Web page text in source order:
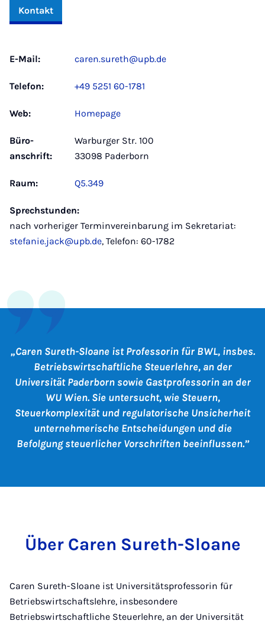
Kontakt
E-Mail: caren.sureth@upb.de
Telefon: +49 5251 60-1781
Web: Homepage
Büro­
anschrift:
Warburger Str. 100
33098 Paderborn
Raum: Q5.349
Sprechstunden:
nach vorheriger Terminvereinbarung im Sekretariat:
stefanie.jack@upb.de, Telefon: 60-1782
Caren Sureth-Sloane ist Professorin für BWL, insbes.
Betriebswirtschaftliche Steuerlehre, an der
Universität Paderborn sowie Gastprofessorin an der
WU Wien. Sie untersucht, wie Steuern,
Steuerkomplexität und regulatorische Unsicherheit
unternehmerische Entscheidungen und die
Befolgung steuerlicher Vorschriften beeinflussen.
Über Caren Sureth-Sloane
Caren Sureth-Sloane ist Universitätsprofessorin für
Betriebswirtschaftslehre, insbesondere
Betriebswirtschaftliche Steuerlehre, an der Universität